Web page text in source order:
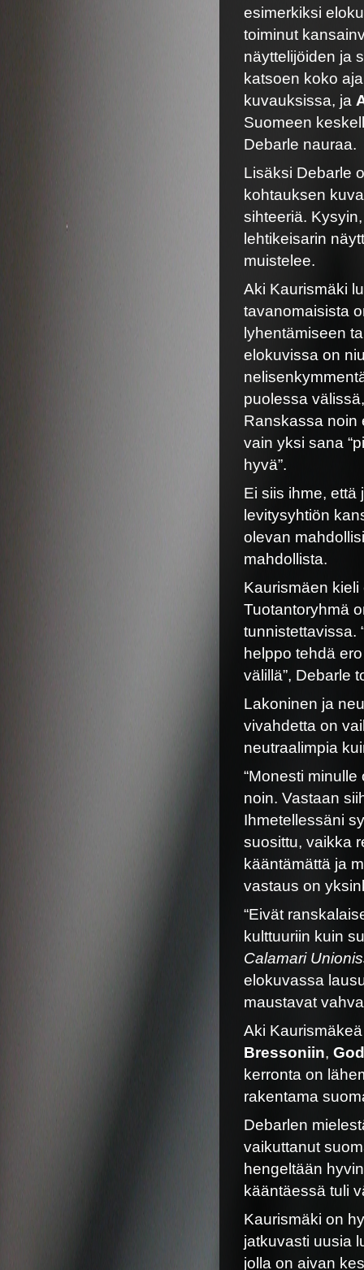
esimerkiksi
toiminut
näyttelijöiden ja
katsoen koko
kuvauksissa, ja
Suomeen
Debarle nauraa.
Lisäksi Debarle
kohtauksen
sihteeriä.
lehtikeisarin
muistelee.
Aki Kaurismäki
tavanomaisista
lyhentämiseen
elokuvissa on
puolessa
Ranskassa noin
vain yksi sana
hyvä”.
Ei siis ihme,
levitysyhtiön
olevan
mahdollista.
Kaurismäen
Tuotantoryhmä
tunnistettavissa.
helppo tehdä
välillä”, Debarle
Lakoninen ja
vivahdetta on
neutraalimpia
“Monesti
noin. Vastaan
Ihmetellessäni
suosittu, vaikka
kääntämättä ja
vastaus on
“Eivät
kulttuuriin kuin
Calamari
elokuvassa
maustavat
Aki
Bressoniin,
kerronta on
rakentama
Debarlen
vaikuttanut
hengeltään
kääntäessä tuli
Kaurismäki on
jatkuvasti uusia
jolla on aivan